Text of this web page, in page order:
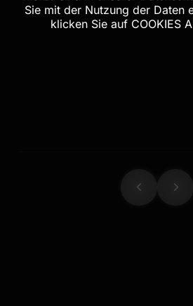
Sie mit der Nutzung der Daten
klicken Sie auf COOKIES